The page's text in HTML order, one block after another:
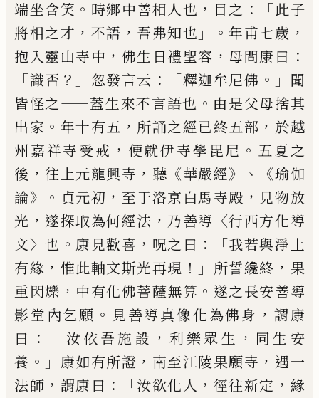
端坐含笑 。 時鄉中善相人也 ， 目之 ：「此子
將相之才 ， 不語 ， 吾弗知也 」。 年甫七歲 ，
抱入靈山寺中 ， 佛生日禮聖容 ，母問康曰 ：
「識否 ？」 忽發言云 ：「釋迦牟尼佛 。」 聞
皆怪之——蓋生來不言語也 。 由是父母捨其
出家 。 年十有五 ， 所誦之經已終五部 ， 於越
州嘉祥寺受戒 ， 便就伊寺學毘尼 。 五夏之
後 ， 往上元龍興寺 ， 聽 《華嚴經》、《瑜伽
論》。 貞元初 ， 至于洛京白馬寺殿 ， 見物放
光 ， 遂探取為何經法 ， 乃善導 〈行西方化導
文〉也 。 康見歡喜 ， 呪之曰 ：「我若與淨土
有緣 ， 惟此軸文斯光再現 ！」 所誓纔終 ， 果
重閃爍 ， 中有化佛菩薩無算 。 遂之長安善導
影堂內乞願 。 見善導真像化為佛身 ， 謂康
曰 ：「 汝依吾施 設 ， 利樂眾生 ， 同生安
養 。」 康如有所證 ， 南至江陵果願寺 ， 遇一
法師 ， 謂康曰 ：「汝欲化人 ， 徑往新定 ， 緣